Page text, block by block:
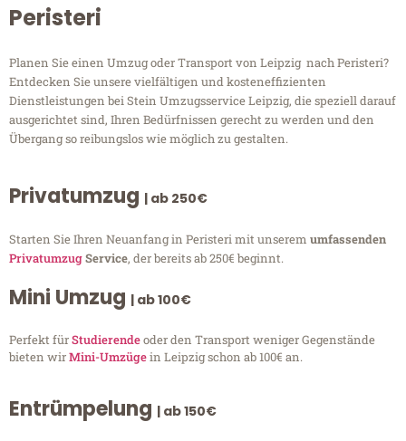
Peristeri
Planen Sie einen Umzug oder Transport von Leipzig nach Peristeri?
Entdecken Sie unsere vielfältigen und kosteneffizienten
Dienstleistungen bei Stein Umzugsservice Leipzig, die speziell darauf
ausgerichtet sind, Ihren Bedürfnissen gerecht zu werden und den
Übergang so reibungslos wie möglich zu gestalten.
Privatumzug | ab 250€
Starten Sie Ihren Neuanfang in Peristeri mit unserem umfassenden
PrivatumzugService, der bereits ab 250€ beginnt.
Mini Umzug | ab 100€
Perfekt fürStudierendeoder den Transport weniger Gegenstände
bieten wirMini-Umzügein Leipzig schon ab 100€ an.
Entrümpelung | ab 150€